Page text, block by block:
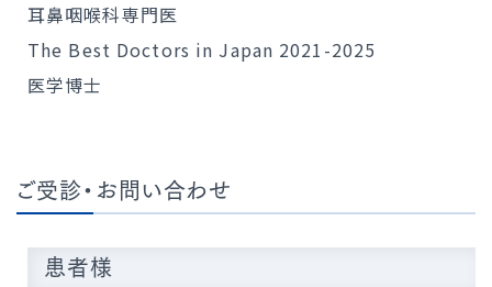
耳鼻咽喉科専門医
The Best Doctors in Japan 2021-2025
医学博士
ご受診・お問い合わせ
患者様